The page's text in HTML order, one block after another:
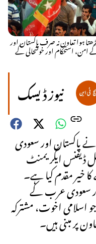
ہوا تعاون نہ صرف پاکستان اور
امن، استحکام اور خوشحالی کے
نیوز ڈیسک
پاکستان اور سعودی
ڈیفنس ایگریمنٹ
خیر مقدم کیا ہے۔
سعودی عرب کے
اسلامی اخوت، مشترکہ
پر مبنی ہیں۔